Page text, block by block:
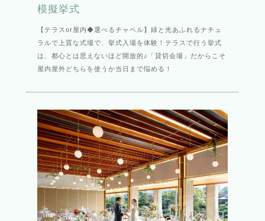
模擬挙式
【テラスor屋内◆選べるチャペル】緑と光あふれるナチュ
ラルで上質な式場で、挙式入場を体験！テラスで行う挙式
は、都心とは思えないほど開放的♪「貸切会場」だからこそ
屋内屋外どちらを使うか当日まで悩める！